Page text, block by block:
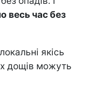
весь час без
якісь
дощів можуть